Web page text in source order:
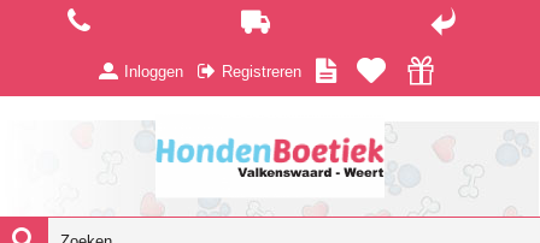
Inloggen Registreren